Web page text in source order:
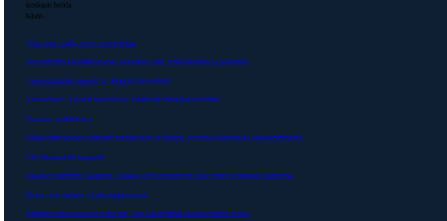
koskaan hoida
käsin.
Aina ajan tasalla oleva suunnitelma
Suunnitelma kirjoittaa itsensä uudelleen siitä, mitä sanottiin ja päätettiin.
Automatisoidut raportit ja sidosryhmäviestintä
Yksi kehote. Yleisön huomioiva. Linkitetty lähdepalavereihin.
Havaitse poikkeamat
Poikkeama nousee esiin sitä mukaa kuin se syntyy, ei vasta seuraavassa ohjausryhmässä.
Vie sitoumukset loppuun
Jokainen sitoumus kaapattu. Jumissa olevat nousevat esiin ennen seuraavaa palaveria.
Nosta esiin tiimien väliset riippuvuudet
Riippuvuudet nousevat esiin heti, kun kaksi tiimiä liputtaa saman riskin.